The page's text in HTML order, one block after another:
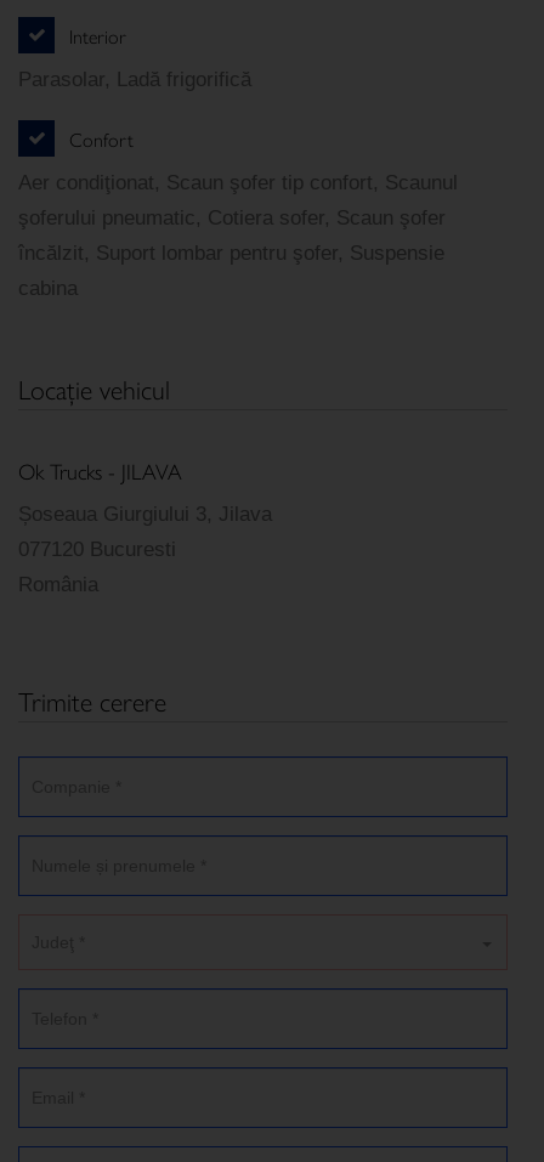
Interior
Parasolar, Ladă frigorifică
Confort
Aer condiţionat, Scaun şofer tip confort, Scaunul
şoferului pneumatic, Cotiera sofer, Scaun şofer
încălzit, Suport lombar pentru şofer, Suspensie
cabina
Locaţie vehicul
Ok Trucks - JILAVA
Șoseaua Giurgiului 3, Jilava
077120 Bucuresti
România
Trimite cerere